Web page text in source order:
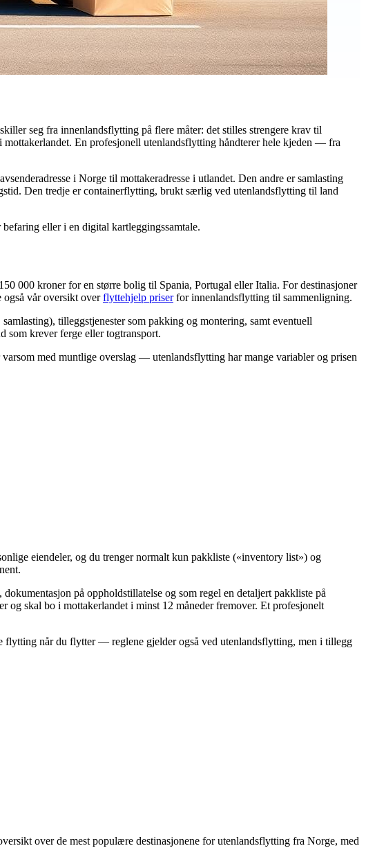
seg fra innenlandsflytting på flere måter: det stilles strengere krav til
En profesjonell utenlandsflytting håndterer hele kjeden — fra
i Norge til mottakeradresse i utlandet. Den andre er samlasting
Den tredje er containerflytting, brukt særlig ved utenlandsflytting til land
eller i en digital kartleggingssamtale.
000 kroner for en større bolig til Spania, Portugal eller Italia. For destinasjoner
vår oversikt overflyttehjelp priserfor innenlandsflytting til sammenligning.
tilleggstjenester som pakking og montering, samt eventuell
krever ferge eller togtransport.
med muntlige overslag — utenlandsflytting har mange variabler og prisen
eiendeler, og du trenger normalt kun pakkliste («inventory list») og
på oppholdstillatelse og som regel en detaljert pakkliste på
skal bo i mottakerlandet i minst 12 måneder fremover. Et profesjonelt
flytting når du flytter — reglene gjelder også ved utenlandsflytting, men i tillegg
over de mest populære destinasjonene for utenlandsflytting fra Norge, med